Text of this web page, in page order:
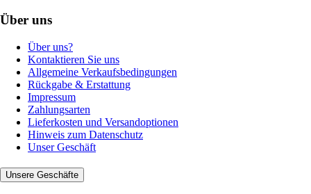
Über uns
Über uns?
Kontaktieren Sie uns
Allgemeine Verkaufsbedingungen
Rückgabe & Erstattung
Impressum
Zahlungsarten
Lieferkosten und Versandoptionen
Hinweis zum Datenschutz
Unser Geschäft
Unsere Geschäfte